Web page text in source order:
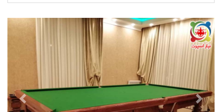
Previous Next